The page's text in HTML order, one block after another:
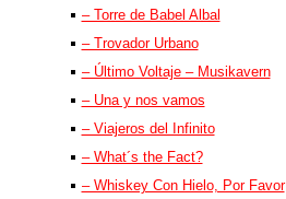
– Torre de Babel Albal
– Trovador Urbano
– Último Voltaje – Musikavern
– Una y nos vamos
– Viajeros del Infinito
– What´s the Fact?
– Whiskey Con Hielo, Por Favor